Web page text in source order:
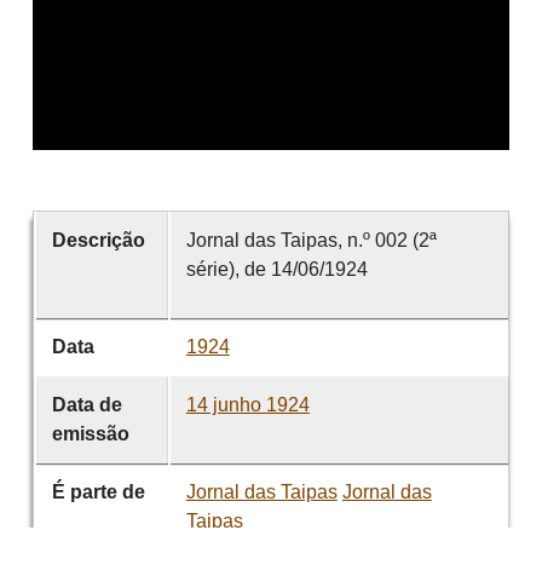
Descrição
Jornal das Taipas, n.º 002 (2ª
série), de 14/06/1924
Data 1924
Data de
emissão
14 junho 1924
É parte de Jornal das Taipas Jornal das
Taipas